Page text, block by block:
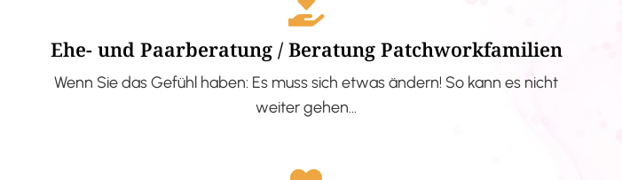
Ehe- und Paarberatung / Beratung Patchworkfamilien
Wenn Sie das Gefühl haben: Es muss sich etwas ändern! So kann es nicht
weiter gehen…